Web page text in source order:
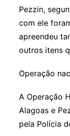
Pezzin,
com ele
apreendeu
outros itens
Operação
A Operação
Alagoas e
pela Polícia